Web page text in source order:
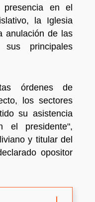
presencia en el
la Iglesia
anulación de las
principales
órdenes de
los sectores
su asistencia
el presidente",
y titular del
opositor